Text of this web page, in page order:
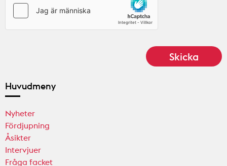
Huvudmeny
Nyheter
Fördjupning
Åsikter
Intervjuer
Fråga facket